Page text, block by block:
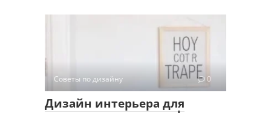
Советы по дизайну 0
Дизайн интерьера для